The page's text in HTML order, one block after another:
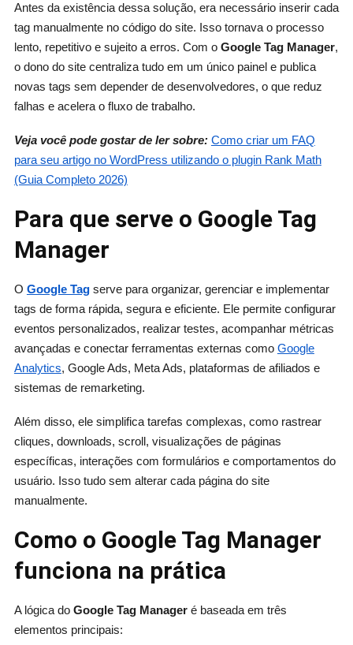
Antes da existência dessa solução, era necessário inserir cada
tag manualmente no código do site. Isso tornava o processo
lento, repetitivo e sujeito a erros. Com o Google Tag Manager,
o dono do site centraliza tudo em um único painel e publica
novas tags sem depender de desenvolvedores, o que reduz
falhas e acelera o fluxo de trabalho.
Veja você pode gostar de ler sobre: Como criar um FAQ
para seu artigo no WordPress utilizando o plugin Rank Math
(Guia Completo 2026)
Para que serve o Google Tag
Manager
O Google Tagserve para organizar, gerenciar e implementar
tags de forma rápida, segura e eficiente. Ele permite configurar
eventos personalizados, realizar testes, acompanhar métricas
avançadas e conectar ferramentas externas como Google
Analytics, Google Ads, Meta Ads, plataformas de afiliados e
sistemas de remarketing.
Além disso, ele simplifica tarefas complexas, como rastrear
cliques, downloads, scroll, visualizações de páginas
específicas, interações com formulários e comportamentos do
usuário. Isso tudo sem alterar cada página do site
manualmente.
Como o Google Tag Manager
funciona na prática
A lógica do Google Tag Manageré baseada em três
elementos principais: